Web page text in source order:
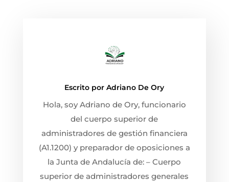
Escrito porAdriano De Ory
Hola, soy Adriano de Ory, funcionario
del cuerpo superior de
administradores de gestión financiera
(A1.1200) y preparador de oposiciones a
la Junta de Andalucía de: – Cuerpo
superior de administradores generales